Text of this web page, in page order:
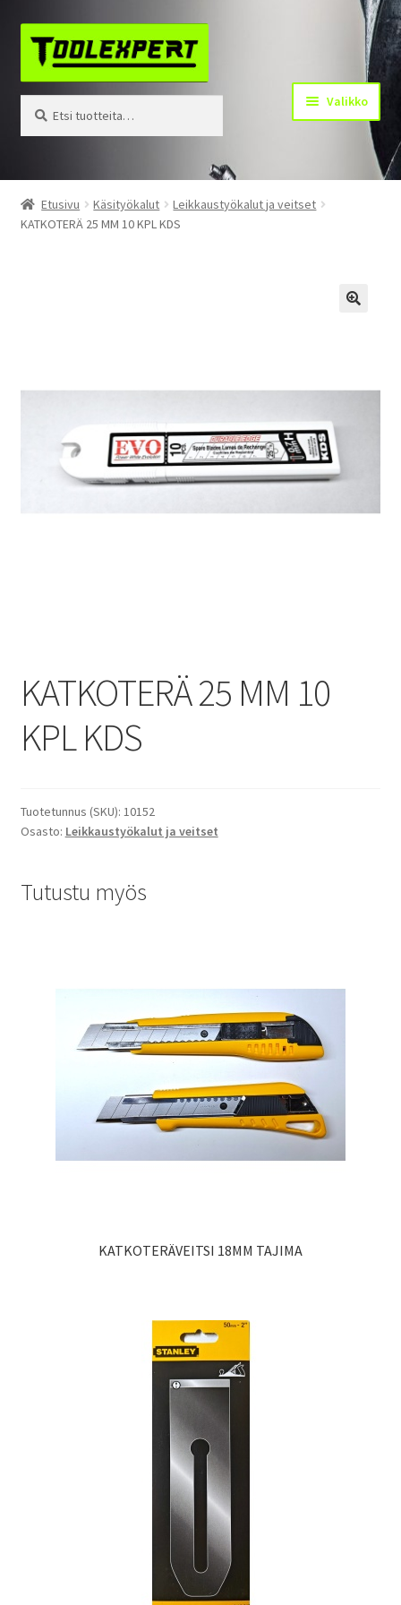
Siirry
navigointiin
Siirry
sisältöön
Valikko
Tuotteet
Yhteystiedot
Etusivu Käsityökalut
Leikkaustyökalut ja veitset
KATKOTERÄ 25 MM 10 KPL KDS
KATKOTERÄ 25 MM 10
KPL KDS
Tuotetunnus (SKU): 10152
Osasto: Leikkaustyökalut ja veitset
Tutustu myös
KATKOTERÄVEITSI 18MM TAJIMA